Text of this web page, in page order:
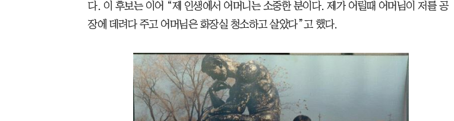
다. 이 후보는 이어 “제 인생에서 어머니는 소중한 분이다. 제가 어릴때 어머님이 저를 공
장에 데려다 주고 어머님은 화장실 청소하고 살았다”고 했다.